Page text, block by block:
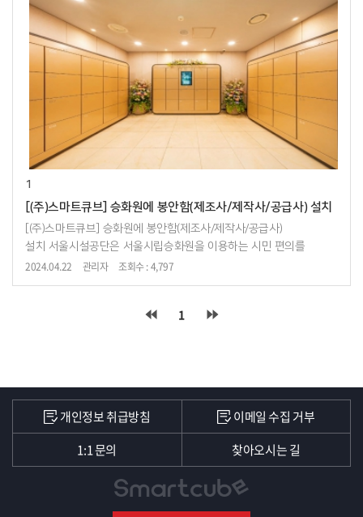
1
[(주)스마트큐브] 승화원에 봉안함(제조사/제작사/공급사) 설치
[(주)스마트큐브] 승화원에 봉안함(제조사/제작사/공급사)
설치 서울시설공단은 서울시립승화원을 이용하는 시민 편의를
높이기 위해 국내 공공추모시설 최초로 봉안함 임시안치 서비스인
2024.04.22 관리자 조회수 : 4,797
1
개인정보 취급방침
이메일 수집 거부
1:1 문의
찾아오시는 길